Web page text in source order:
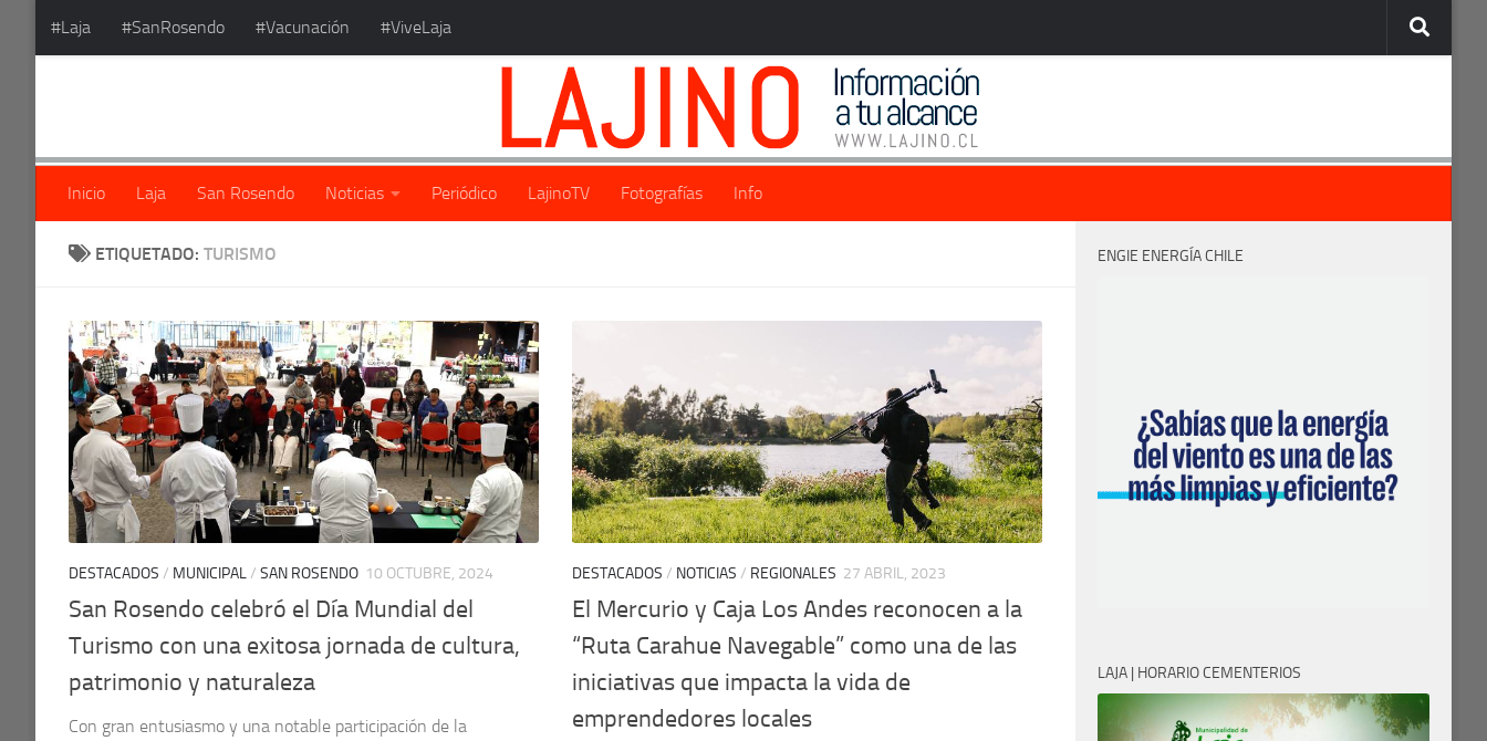
Saltar al contenido
#Laja #SanRosendo #Vacunación #ViveLaja
Inicio Laja San Rosendo Noticias Periódico LajinoTV Fotografías Info
ETIQUETADO: TURISMO
DESTACADOS / MUNICIPAL/ SAN ROSENDO 10 OCTUBRE, 2024
San Rosendo celebró el Día Mundial del
Turismo con una exitosa jornada de cultura,
patrimonio y naturaleza
Con gran entusiasmo y una notable participación de la
DESTACADOS / NOTICIAS / REGIONALES 27 ABRIL, 2023
El Mercurio y Caja Los Andes reconocen a la
“Ruta Carahue Navegable” como una de las
iniciativas que impacta la vida de
emprendedores locales
ENGIE ENERGÍA CHILE
LAJA | HORARIO CEMENTERIOS